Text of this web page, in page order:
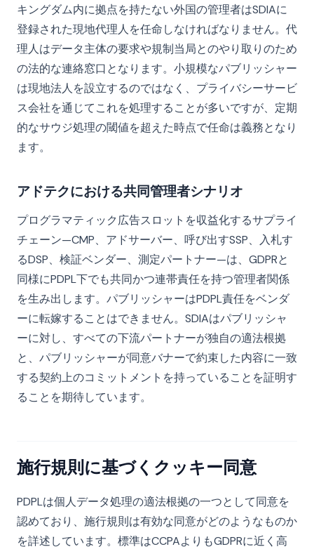
キングダム内に拠点を持たない外国の管理者はSDIAに
登録された現地代理人を任命しなければなりません。代
理人はデータ主体の要求や規制当局とのやり取りのため
の法的な連絡窓口となります。小規模なパブリッシャー
は現地法人を設立するのではなく、プライバシーサービ
ス会社を通じてこれを処理することが多いですが、定期
的なサウジ処理の閾値を超えた時点で任命は義務となり
ます。
アドテクにおける共同管理者シナリオ
プログラマティック広告スロットを収益化するサプライ
チェーン—CMP、アドサーバー、呼び出すSSP、入札す
るDSP、検証ベンダー、測定パートナー—は、GDPRと
同様にPDPL下でも共同かつ連帯責任を持つ管理者関係
を生み出します。パブリッシャーはPDPL責任をベンダ
ーに転嫁することはできません。SDIAはパブリッシャ
ーに対し、すべての下流パートナーが独自の適法根拠
と、パブリッシャーが同意バナーで約束した内容に一致
する契約上のコミットメントを持っていることを証明す
ることを期待しています。
施行規則に基づくクッキー同意
PDPLは個人データ処理の適法根拠の一つとして同意を
認めており、施行規則は有効な同意がどのようなものか
を詳述しています。標準はCCPAよりもGDPRに近く高